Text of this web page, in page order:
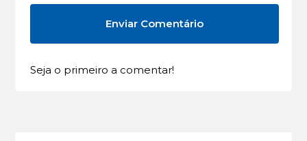
Seja o primeiro a comentar!